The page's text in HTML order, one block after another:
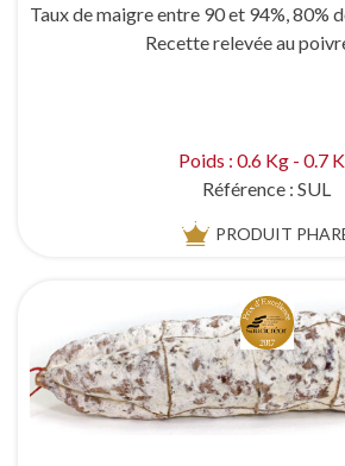
PRODUIT
Taux de maigre entre 90 et 94%, 80%
Recette relevée au
Poids : 0.6 Kg - 0.7
Référence : SUL